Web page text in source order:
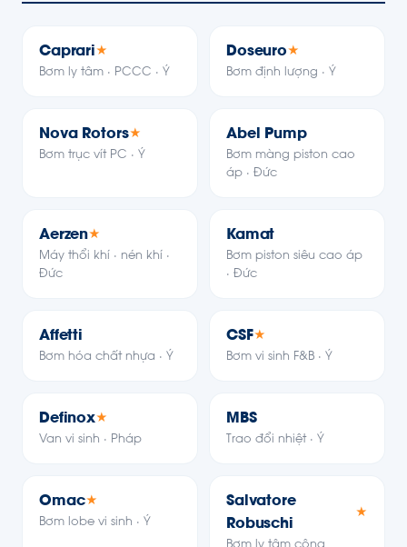
Caprari★
Bơm ly tâm · PCCC · Ý
Doseuro★
Bơm định lượng · Ý
Nova Rotors★
Bơm trục vít PC · Ý
Abel Pump
Bơm màng piston cao
áp · Đức
Aerzen★
Máy thổi khí · nén khí ·
Đức
Kamat
Bơm piston siêu cao áp
· Đức
Affetti
Bơm hóa chất nhựa · Ý
CSF★
Bơm vi sinh F&B · Ý
Definox★
Van vi sinh · Pháp
MBS
Trao đổi nhiệt · Ý
Omac★
Bơm lobe vi sinh · Ý
Salvatore
Robuschi
★
Bơm ly tâm công